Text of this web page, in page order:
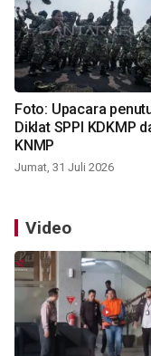
Foto: Upacara
Diklat SPPI KDKMP
KNMP
Jumat, 31 Juli 2026
Video